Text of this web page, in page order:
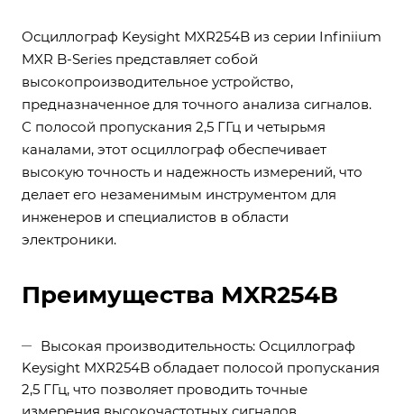
Осциллограф Keysight MXR254B из серии Infiniium
MXR B-Series представляет собой
высокопроизводительное устройство,
предназначенное для точного анализа сигналов.
С полосой пропускания 2,5 ГГц и четырьмя
каналами, этот осциллограф обеспечивает
высокую точность и надежность измерений, что
делает его незаменимым инструментом для
инженеров и специалистов в области
электроники.
Преимущества MXR254B
Высокая производительность: Осциллограф
Keysight MXR254B обладает полосой пропускания
2,5 ГГц, что позволяет проводить точные